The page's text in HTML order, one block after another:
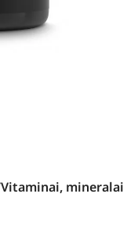
Vitaminai, mineralai